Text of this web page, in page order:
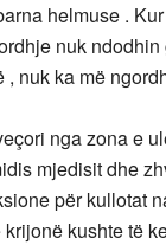
helmuse .
nuk
nuk ka më
nga zona e
mjedisit dhe
për kullotat
kushte të